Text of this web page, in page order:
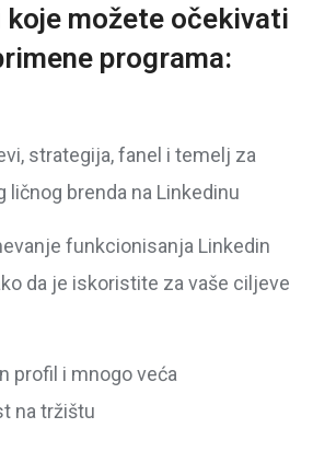
koje možete očekivati
programa:
strategija, fanel i temelj za
ličnog brenda na Linkedinu
funkcionisanja Linkedin
da je iskoristite za vaše ciljeve
profil i mnogo veća
na tržištu